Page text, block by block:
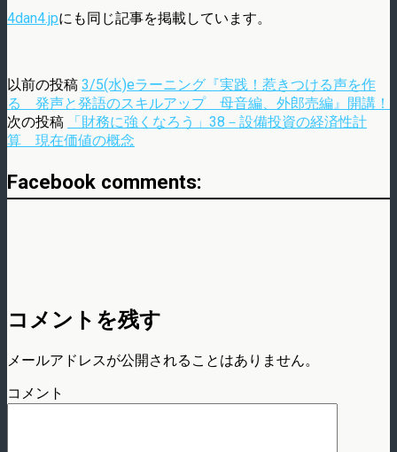
4dan4.jpにも同じ記事を掲載しています。
以前の投稿 3/5(水)eラーニング『実践！惹きつける声を作
る 発声と発語のスキルアップ 母音編、外郎売編』開講！
次の投稿
「財務に強くなろう」38－設備投資の経済性計
算 現在価値の概念
Facebook comments:
コメントを残す
メールアドレスが公開されることはありません。
コメント